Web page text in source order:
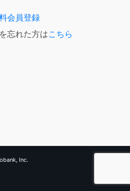
会員登録
忘れた方はこちら
Inc.